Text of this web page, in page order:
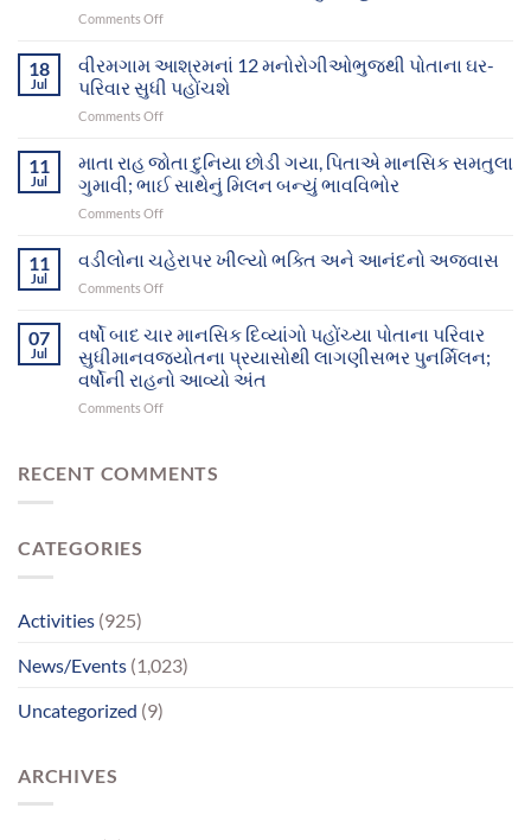
Comments Offon
સફળ
પ્રયાસોથી
ગુમ
થયેલા
માનસિક
દિવ્યાંગો
સુધી
18
Jul
વીરમગામ આશ્રમનાં 12 મનોરોગીઓભુજથી પોતાના ઘર-
પરિવાર સુધી પહોંચશે
Comments Offon
આશ્રમનાં
12
મનોરોગીઓભુજથી
પોતાના
પરિવાર
11
Jul
માતા રાહ જોતા દુનિયા છોડી ગયા, પિતાએ માનસિક સમતુલા
ગુમાવી; ભાઈ સાથેનું મિલન બન્યું ભાવવિભોર
Comments Offon
રાહ
જોતા
ગયા,
પિતાએ
માનસિક
મિલન
11
Jul
વડીલોના ચહેરાપર ખીલ્યો ભક્તિ અને આનંદનો અજવાસ
Comments Offon
ચહેરાપર
ખીલ્યો
ભક્તિ
અને
આનંદનો
07
Jul
વર્ષો બાદ ચાર માનસિક દિવ્યાંગો પહોંચ્યા પોતાના પરિવાર
સુધીમાનવજ્યોતના પ્રયાસોથી લાગણીસભર પુનર્મિલન;
વર્ષોની રાહનો આવ્યો અંત
Comments Offon
ચાર
વર્ષોની
RECENT COMMENTS
CATEGORIES
Activities (925)
News/Events (1,023)
Uncategorized (9)
ARCHIVES